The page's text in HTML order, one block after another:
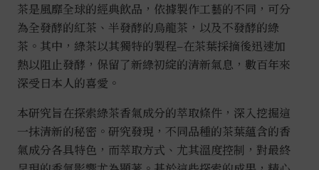
取
研
究
0.5L
數
量
茶是風靡全球的經典飲品，依據製作工藝的不同，可分
為全發酵的紅茶、半發酵的烏龍茶，以及不發酵的綠
茶。其中，綠茶以其獨特的製程–在茶葉採摘後迅速加
熱以阻止發酵，保留了新綠初綻的清新氣息，數百年來
深受日本人的喜愛。
本研究旨在探索綠茶香氣成分的萃取條件，深入挖掘這
一抹清新的秘密。研究發現，不同品種的茶葉蘊含的香
氣成分各具特色，而萃取方式、尤其溫度控制，對最終